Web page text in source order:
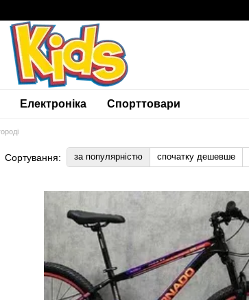
Електроніка Спорттовари
Сортування: за популярністю спочатку дешевше